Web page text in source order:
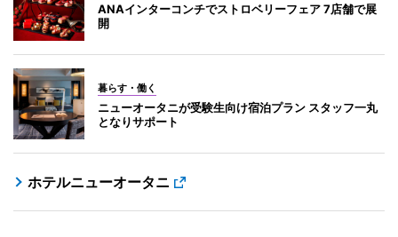
ANAインターコンチでストロベリーフェア 7店舗で展
開
暮らす・働く
ニューオータニが受験生向け宿泊プラン スタッフ一丸
となりサポート
ホテルニューオータニ